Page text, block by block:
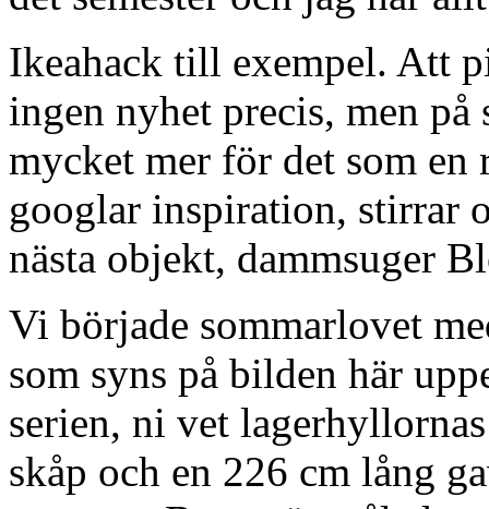
Ikeahack till exempel. Att
ingen nyhet precis, men
mycket mer för det som
googlar inspiration, stirrar
nästa objekt, dammsuger
Vi började sommarlovet
som syns på bilden här
serien, ni vet
skåp och en 226 cm lång